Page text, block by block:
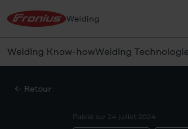
Welding
Welding Know-howWelding
← Retour
Publié sur 24 juillet 2024